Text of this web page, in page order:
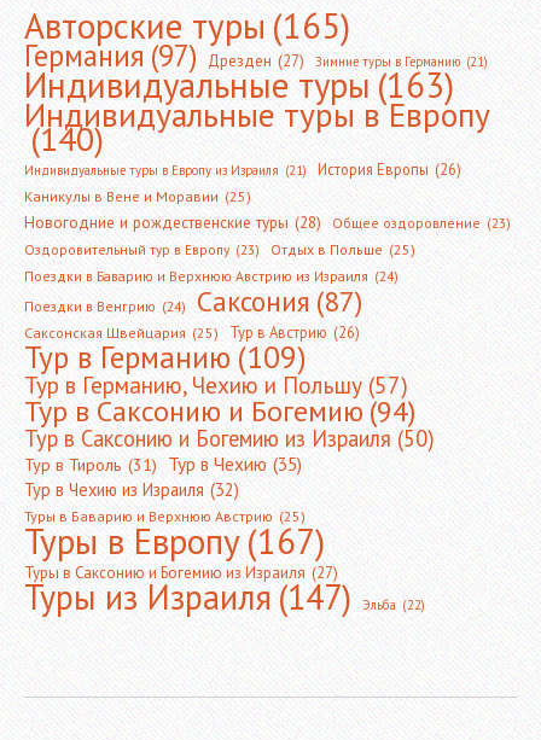
Авторские туры(165)
Германия(97) Дрезден (27) Зимние туры в Германию (21)
Индивидуальные туры(163)
Индивидуальные туры в Европу
(140)
Индивидуальные туры в Европу из Израиля (21) История Европы (26)
Каникулы в Вене и Моравии (25)
Новогодние и рождественские туры (28) Общее оздоровление (23)
Оздоровительный тур в Европу (23) Отдых в Польше (25)
Поездки в Баварию и Верхнюю Австрию из Израиля (24)
Поездки в Венгрию (24) Саксония (87)
Саксонская Швейцария (25) Тур в Австрию (26)
Тур в Германию (109)
Тур в Германию, Чехию и Польшу (57)
Тур в Саксонию и Богемию(94)
Тур в Саксонию и Богемию из Израиля (50)
Тур в Тироль (31) Тур в Чехию (35)
Тур в Чехию из Израиля (32)
Туры в Баварию и Верхнюю Австрию (25)
Туры в Европу(167)
Туры в Саксонию и Богемию из Израиля (27)
Туры из Израиля(147) Эльба (22)